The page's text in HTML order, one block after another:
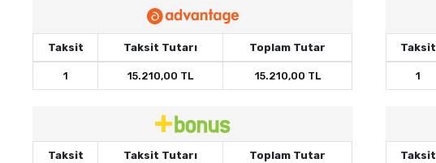
Taksit Taksit Tutarı Toplam Tutar
1 15.210,00 TL 15.210,00 TL
Taksit
1
Taksit Taksit Tutarı Toplam Tutar Taksit